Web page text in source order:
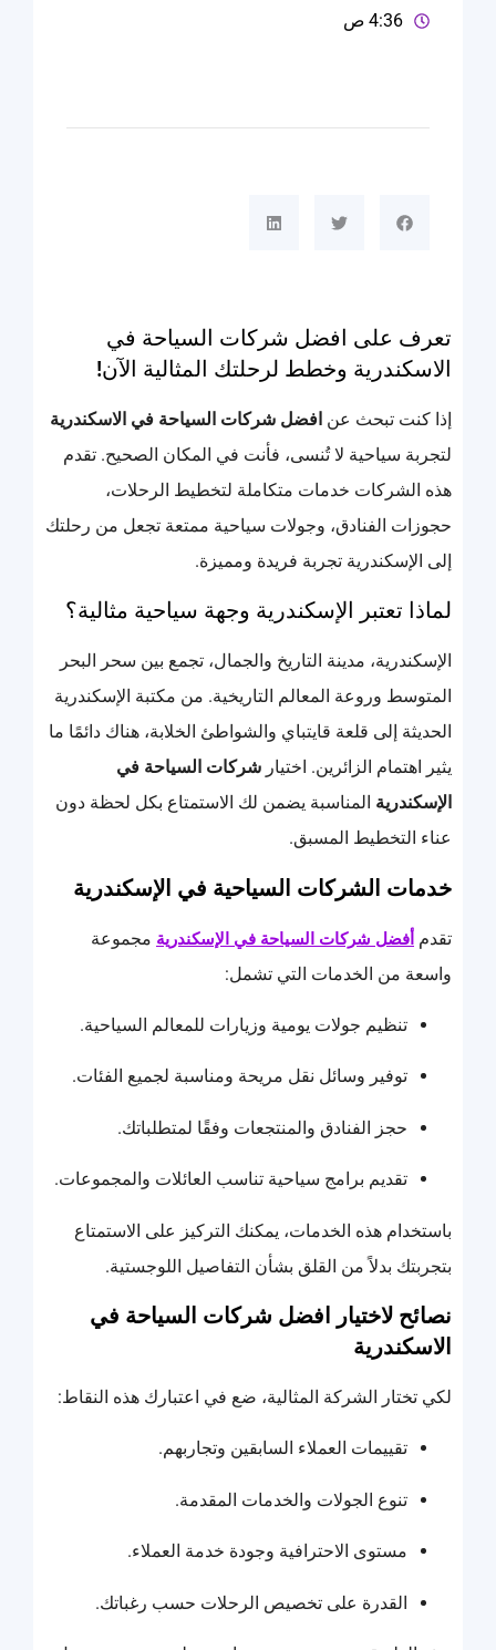
4:36 ص
تعرف على افضل شركات السياحة في
الاسكندرية وخطط لرحلتك المثالية الآن!
إذا كنت تبحث عن افضل شركات السياحة في الاسكندرية
لتجربة سياحية لا تُنسى، فأنت في المكان الصحيح. تقدم
هذه الشركات خدمات متكاملة لتخطيط الرحلات،
حجوزات الفنادق، وجولات سياحية ممتعة تجعل من رحلتك
إلى الإسكندرية تجربة فريدة ومميزة.
لماذا تعتبر الإسكندرية وجهة سياحية مثالية؟
الإسكندرية، مدينة التاريخ والجمال، تجمع بين سحر البحر
المتوسط وروعة المعالم التاريخية. من مكتبة الإسكندرية
الحديثة إلى قلعة قايتباي والشواطئ الخلابة، هناك دائمًا ما
يثير اهتمام الزائرين. اختيار شركات السياحة في
الإسكندرية المناسبة يضمن لك الاستمتاع بكل لحظة دون
عناء التخطيط المسبق.
خدمات الشركات السياحية في الإسكندرية
تقدم أفضل شركات السياحة في الإسكندرية مجموعة
واسعة من الخدمات التي تشمل:
تنظيم جولات يومية وزيارات للمعالم السياحية.
توفير وسائل نقل مريحة ومناسبة لجميع الفئات.
حجز الفنادق والمنتجعات وفقًا لمتطلباتك.
تقديم برامج سياحية تناسب العائلات والمجموعات.
باستخدام هذه الخدمات، يمكنك التركيز على الاستمتاع
بتجربتك بدلاً من القلق بشأن التفاصيل اللوجستية.
نصائح لاختيار افضل شركات السياحة في
الاسكندرية
لكي تختار الشركة المثالية، ضع في اعتبارك هذه النقاط:
تقييمات العملاء السابقين وتجاربهم.
تنوع الجولات والخدمات المقدمة.
مستوى الاحترافية وجودة خدمة العملاء.
القدرة على تخصيص الرحلات حسب رغباتك.